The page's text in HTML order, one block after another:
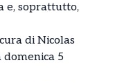
e, soprattutto,
di Nicolas
domenica 5